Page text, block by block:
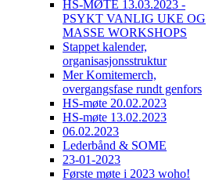
HS-MØTE 13.03.2023 -
PSYKT VANLIG UKE OG
MASSE WORKSHOPS
Stappet kalender,
organisasjonsstruktur
Mer Komitemerch,
overgangsfase rundt genfors
HS-møte 20.02.2023
HS-møte 13.02.2023
06.02.2023
Lederbånd & SOME
23-01-2023
Første møte i 2023 woho!